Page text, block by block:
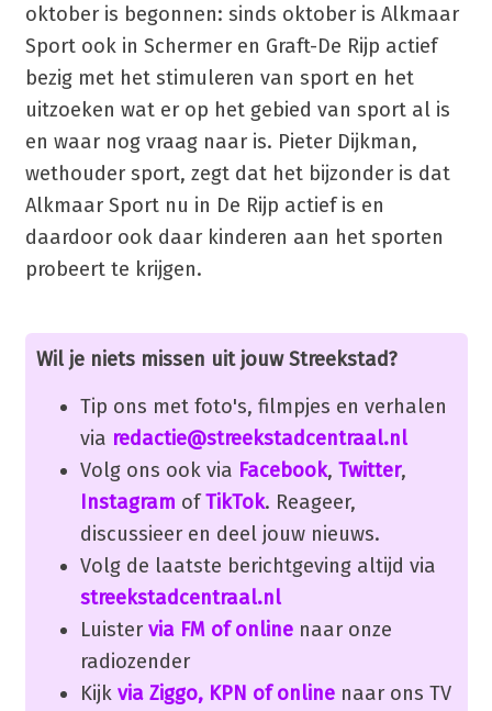
oktober is begonnen: sinds oktober is Alkmaar
Sport ook in Schermer en Graft-De Rijp actief
bezig met het stimuleren van sport en het
uitzoeken wat er op het gebied van sport al is
en waar nog vraag naar is. Pieter Dijkman,
wethouder sport, zegt dat het bijzonder is dat
Alkmaar Sport nu in De Rijp actief is en
daardoor ook daar kinderen aan het sporten
probeert te krijgen.
Wil je niets missen uit jouw Streekstad?
Tip ons met foto's, filmpjes en verhalen
via redactie@streekstadcentraal.nl
Volg ons ook via Facebook, Twitter,
Instagram ofTikTok. Reageer,
discussieer en deel jouw nieuws.
Volg de laatste berichtgeving altijd via
streekstadcentraal.nl
Luister via FM of onlinenaar onze
radiozender
Kijk via Ziggo, KPN of onlinenaar ons TV